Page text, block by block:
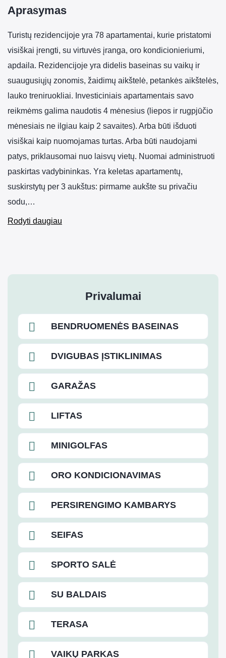
Aprašymas
Turistų rezidencijoje yra 78 apartamentai, kurie pristatomi
visiškai įrengti, su virtuvės įranga, oro kondicionieriumi,
apdaila. Rezidencijoje yra didelis baseinas su vaikų ir
suaugusiųjų zonomis, žaidimų aikštelė, petankės aikštelės,
lauko treniruokliai. Investiciniais apartamentais savo
reikmėms galima naudotis 4 mėnesius (liepos ir rugpjūčio
mėnesiais ne ilgiau kaip 2 savaites). Arba būti išduoti
visiškai kaip nuomojamas turtas. Arba būti naudojami
patys, priklausomai nuo laisvų vietų. Nuomai administruoti
paskirtas vadybininkas. Yra keletas apartamentų,
suskirstytų per 3 aukštus: pirmame aukšte su privačiu
sodu,…
Rodyti daugiau
Privalumai
BENDRUOMENĖS BASEINAS
DVIGUBAS ĮSTIKLINIMAS
GARAŽAS
LIFTAS
MINIGOLFAS
ORO KONDICIONAVIMAS
PERSIRENGIMO KAMBARYS
SEIFAS
SPORTO SALĖ
SU BALDAIS
TERASA
VAIKŲ PARKAS